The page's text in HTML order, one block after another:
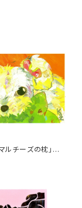
チーズの枕」絵